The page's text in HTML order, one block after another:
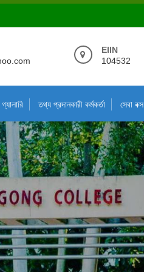
EIIN
104532
গ্যালারি তথ্য প্রদানকারী কর্মকর্তা সেবা বক্স